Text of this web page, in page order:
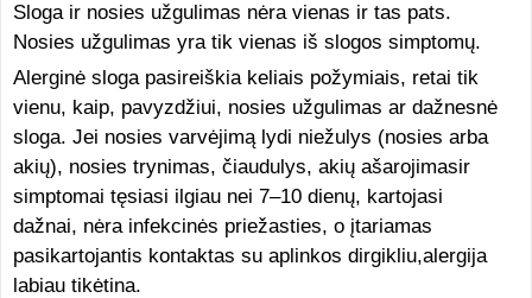
Sloga ir nosies užgulimas nėra vienas ir tas pats.
Nosies užgulimas yra tik vienas iš slogos simptomų.
Alerginė sloga pasireiškia keliais požymiais, retai tik
vienu, kaip, pavyzdžiui, nosies užgulimas ar dažnesnė
sloga. Jei nosies varvėjimą lydi niežulys (nosies arba
akių), nosies trynimas, čiaudulys, akių ašarojimasir
simptomai tęsiasi ilgiau nei 7–10 dienų, kartojasi
dažnai, nėra infekcinės priežasties, o įtariamas
pasikartojantis kontaktas su aplinkos dirgikliu,alergija
labiau tikėtina.